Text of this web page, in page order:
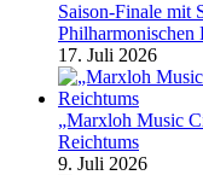
Saison-Finale mit
Philharmonischen
17. Juli 2026
„Marxloh Music
Reichtums
9. Juli 2026